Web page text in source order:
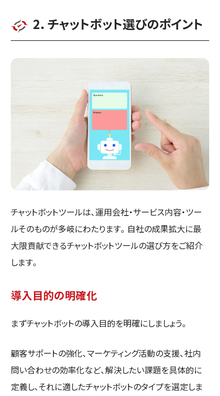
2. チャットボット選びのポイント
チャットボットツールは、運用会社・サービス内容・ツー
ルそのものが多岐にわたります。自社の成果拡大に最
大限貢献できるチャットボットツールの選び方をご紹介
します。
導入目的の明確化
まずチャットボットの導入目的を明確にしましょう。
顧客サポートの強化、マーケティング活動の支援、社内
問い合わせの効率化など、解決したい課題を具体的に
定義し、それに適したチャットボットのタイプを選定しま